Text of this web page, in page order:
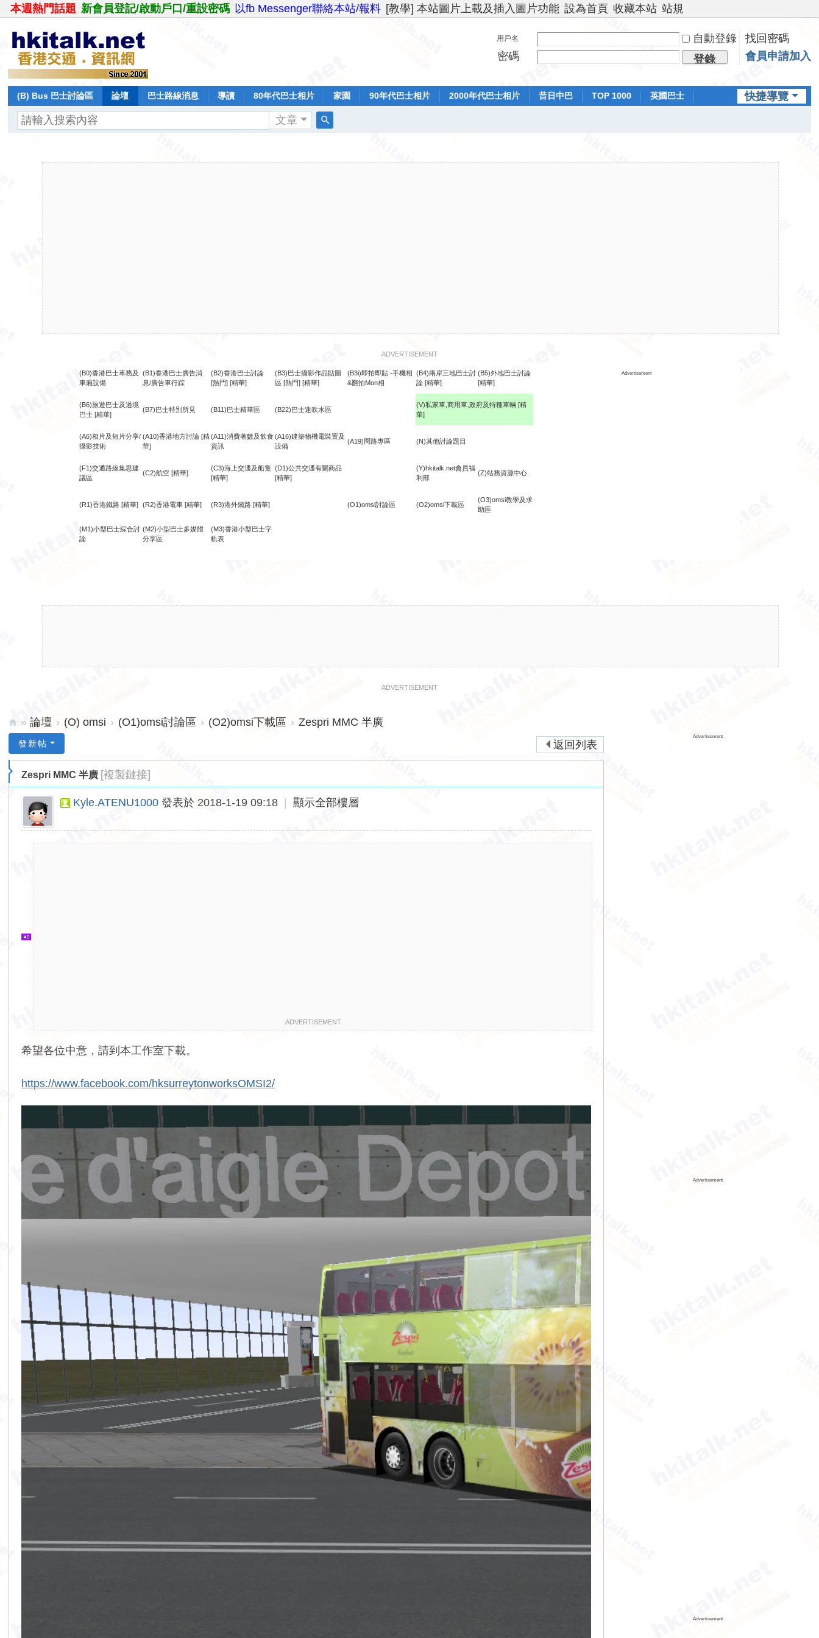
本週熱門話題 新會員登記/啟動戶口/重設密碼 以fb Messenger聯絡本站/報料 [教學] 本站圖片上載及插入圖片功能 設為首頁 收藏本站 站規
用戶名 自動登錄
找回密碼
密碼
登錄 會員申請加入
快捷導覽
(B) Bus 巴士討論區 論壇 巴士路線消息 導讀 80年代巴士相片 家園 90年代巴士相片 2000年代巴士相片 昔日中巴 TOP 1000
英國巴士
文章
ADVERTISEMENT
(B0)香港巴士車務及
車廂設備
(B1)香港巴士廣告消
息/廣告車行踪
(B2)香港巴士討論
[熱門] [精華]
(B3)巴士攝影作品貼圖
區 [熱門] [精華]
(B3i)即拍即貼 -手機相
&翻拍Mon相
(B4)兩岸三地巴士討
論 [精華]
(B5)外地巴士討論
[精華]
Advertisement
(B6)旅遊巴士及過境
巴士 [精華]
(B7)巴士特別所見 (B11)巴士精華區 (B22)巴士迷吹水區
(V)私家車,商用車,政府及特種車輛 [精
華]
(A6)相片及短片分享/
攝影技術
(A10)香港地方討論 [精
華]
(A11)消費著數及飲食
資訊
(A16)建築物機電裝置及
設備
(A19)問路專區 (N)其他討論題目
(F1)交通路線集思建
議區
(C2)航空 [精華]
(C3)海上交通及船隻
[精華]
(D1)公共交通有關商品
[精華]
(Y)hkitalk.net會員福
利部
(Z)站務資源中心
(R1)香港鐵路 [精華] (R2)香港電車 [精華] (R3)港外鐵路 [精華] (O1)omsi討論區 (O2)omsi下載區
(O3)omsi教學及求
助區
(M1)小型巴士綜合討
論
(M2)小型巴士多媒體
分享區
(M3)香港小型巴士字
軌表
ADVERTISEMENT
lk.
» 論壇 › (O) omsi › (O1)omsi討論區 › (O2)omsi下載區 › Zespri MMC 半廣
返回列表
發新帖
Zespri MMC 半廣 [複製鏈接]
Kyle.ATENU1000 發表於 2018-1-19 09:18 顯示全部樓層
ADVERTISEMENT
希望各位中意，請到本工作室下載。
https://www.facebook.com/hksurreytonworksOMSI2/
Advertisement
Advertisement
Advertisement